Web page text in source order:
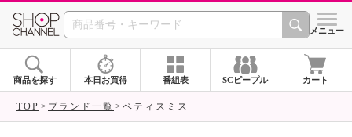
SHOP CHANNEL ショッ
メニュー
商品を探す 本日お買得 番組表 SCピープル カート
TOP ブランド一覧 ベティスミス